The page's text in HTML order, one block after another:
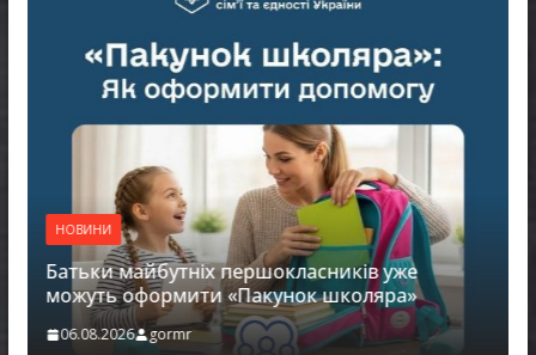
НОВИНИ
Батьки майбутніх першокласників уже
можуть оформити «Пакунок школяра»
06.08.2026 gormr